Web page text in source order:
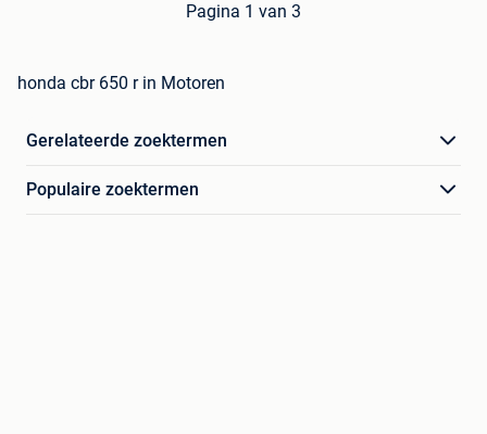
Pagina 1 van 3
honda cbr 650 r in Motoren
Gerelateerde zoektermen
Populaire zoektermen